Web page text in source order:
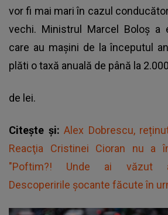
vor fi mai mari în cazul
vechi. Ministrul Marcel Boloș a
care au mașini de la începutul
plăti o taxă anuală de până la 2.000
de lei.
Citește și:Alex Dobrescu,
Reacţia Cristinei Cioran nu a
"Poftim?! Unde ai văzut
Descoperirile șocante făcute în